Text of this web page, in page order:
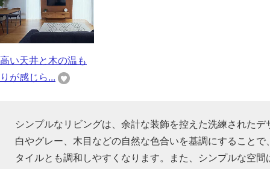
高い天井と木の温も
りが感じら...
シンプルなリビングは、余計な装飾を控えた洗練された
白やグレー、木目などの自然な色合いを基調にすること
タイルとも調和しやすくなります。また、シンプルな空